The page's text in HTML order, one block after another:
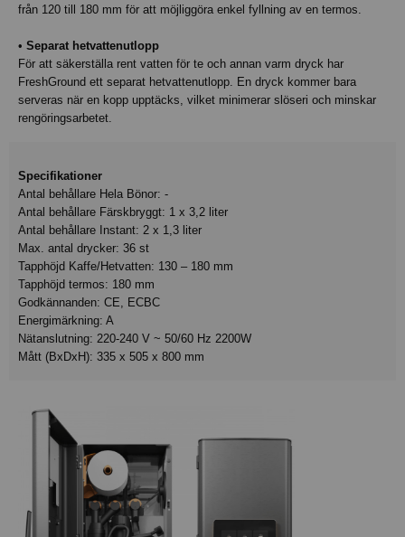
från 120 till 180 mm för att möjliggöra enkel fyllning av en termos.
• Separat hetvattenutlopp
För att säkerställa rent vatten för te och annan varm dryck har
FreshGround ett separat hetvattenutlopp. En dryck kommer bara
serveras när en kopp upptäcks, vilket minimerar slöseri och minskar
rengöringsarbetet.
Specifikationer
Antal behållare Hela Bönor: -
Antal behållare Färskbryggt: 1 x 3,2 liter
Antal behållare Instant: 2 x 1,3 liter
Max. antal drycker: 36 st
Tapphöjd Kaffe/Hetvatten: 130 – 180 mm
Tapphöjd termos: 180 mm
Godkännanden: CE, ECBC
Energimärkning: A
Nätanslutning: 220-240 V ~ 50/60 Hz 2200W
Mått (BxDxH): 335 x 505 x 800 mm